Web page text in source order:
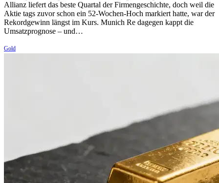
Allianz liefert das beste Quartal der Firmengeschichte, doch weil die
Aktie tags zuvor schon ein 52-Wochen-Hoch markiert hatte, war der
Rekordgewinn längst im Kurs. Munich Re dagegen kappt die
Umsatzprognose – und…
Gold